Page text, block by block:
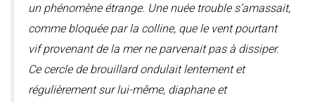
un phénomène étrange. Une nuée trouble s’amassait,
comme bloquée par la colline, que le vent pourtant
vif provenant de la mer ne parvenait pas à dissiper.
Ce cercle de brouillard ondulait lentement et
régulièrement sur lui-même, diaphane et